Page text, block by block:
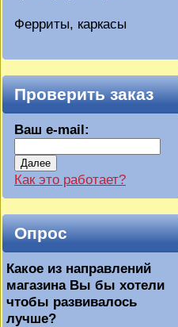
Ферриты, каркасы
Проверить заказ
Ваш e-mail:
Далее
Как это работает?
Опрос
Какое из направлений
магазина Вы бы хотели
чтобы развивалось
лучше?